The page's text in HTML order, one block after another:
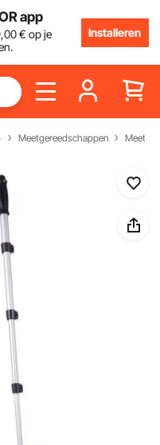
app
,00€ op je
Installeren
Meetgereedschappen